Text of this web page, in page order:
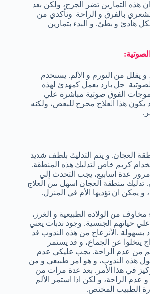
هذه التمارين تضر الجرح، ولكن بعد
بالفرق و الراحة. وتأكدي من
هادئ و بطئ. و البدء بتمارين
و يقلل من التورم و الألم. يستخدم
جل بارد يعمل كمهدئ لهذه
الفوق صوتية مباشرة علي
يكون هذا العلاج محرج للبعض، ولكنه
العجان. و يتم التدليك بلطف شديد
كريم خاص لتدليك هذه المنطقة.
مرور عدة اسابيع، يجب التحدث إلي
تدليك منطقة العجان اسهل من العلاج
و يمكن ان تؤديها الأم في المنزل.
من الولادة الطبيعية و الغرز،
حياتهم الجنسية. وجود ندبات يعني
بسهولة .الأنزعاج من هذه الندوب قد
يتخلوا عن الجماع، و قد يستمر
من عدم الراحة. يجب عليكي عدم
هذه الندوب، و هو امر طبيعي و من
في هذا الأمر. بعد عدة مرات من
و عدم الراحة، و لكن اذا استمر الألم
الطبيب المختص.